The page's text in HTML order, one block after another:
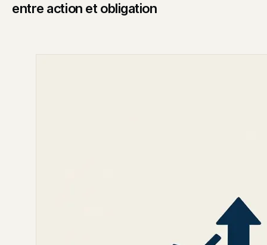
entre action et obligation